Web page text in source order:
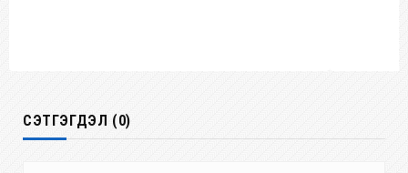
СЭТГЭГДЭЛ (0)